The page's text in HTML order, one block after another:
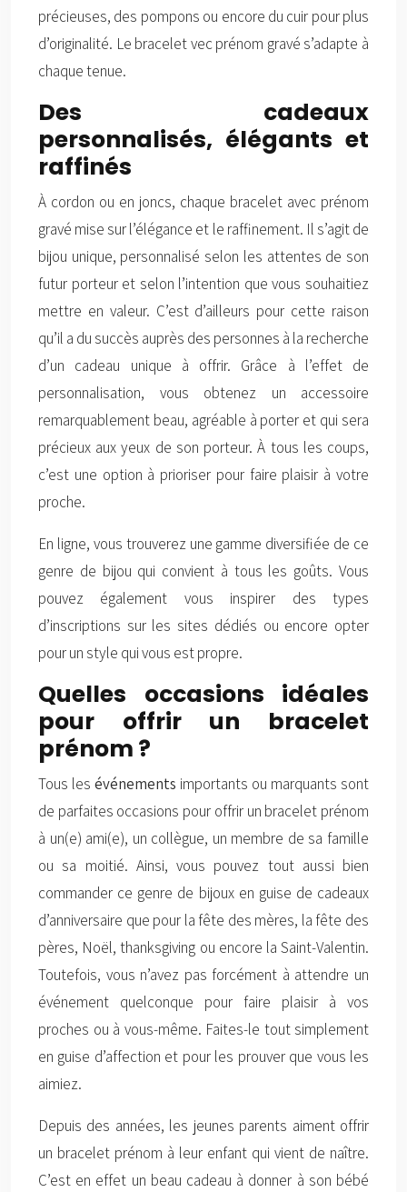
précieuses, des pompons ou encore du cuir pour plus
d’originalité. Le bracelet vec prénom gravé s’adapte à
chaque tenue.
Des cadeaux
personnalisés, élégants et
raffinés
À cordon ou en joncs, chaque bracelet avec prénom
gravé mise sur l’élégance et le raffinement. Il s’agit de
bijou unique, personnalisé selon les attentes de son
futur porteur et selon l’intention que vous souhaitiez
mettre en valeur. C’est d’ailleurs pour cette raison
qu’il a du succès auprès des personnes à la recherche
d’un cadeau unique à offrir. Grâce à l’effet de
personnalisation, vous obtenez un accessoire
remarquablement beau, agréable à porter et qui sera
précieux aux yeux de son porteur. À tous les coups,
c’est une option à prioriser pour faire plaisir à votre
proche.
En ligne, vous trouverez une gamme diversifiée de ce
genre de bijou qui convient à tous les goûts. Vous
pouvez également vous inspirer des types
d’inscriptions sur les sites dédiés ou encore opter
pour un style qui vous est propre.
Quelles occasions idéales
pour offrir un bracelet
prénom ?
Tous les événements importants ou marquants sont
de parfaites occasions pour offrir un bracelet prénom
à un(e) ami(e), un collègue, un membre de sa famille
ou sa moitié. Ainsi, vous pouvez tout aussi bien
commander ce genre de bijoux en guise de cadeaux
d’anniversaire que pour la fête des mères, la fête des
pères, Noël, thanksgiving ou encore la Saint-Valentin.
Toutefois, vous n’avez pas forcément à attendre un
événement quelconque pour faire plaisir à vos
proches ou à vous-même. Faites-le tout simplement
en guise d’affection et pour les prouver que vous les
aimiez.
Depuis des années, les jeunes parents aiment offrir
un bracelet prénom à leur enfant qui vient de naître.
C’est en effet un beau cadeau à donner à son bébé